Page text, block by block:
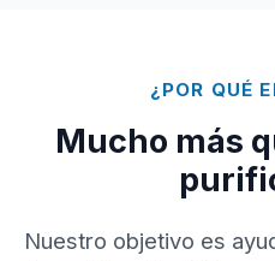
¿POR QUÉ
Mucho más
Nuestro objetivo es